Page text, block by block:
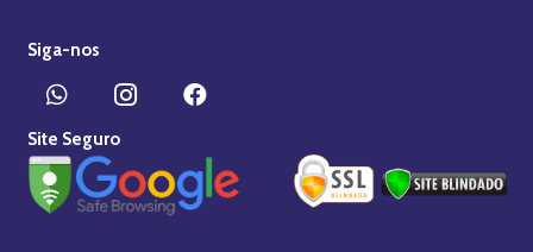
Siga-nos
Site Seguro